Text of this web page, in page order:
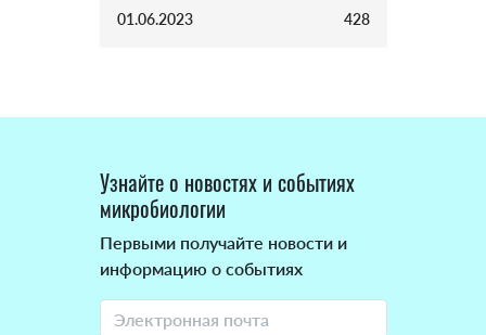
01.06.2023 428
Узнайте о новостях и событиях
микробиологии
Первыми получайте новости и
информацию о событиях